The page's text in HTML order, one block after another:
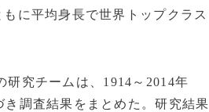
に平均身長で世界トップクラス
研究チームは、1914～2014年
調査結果をまとめた。研究結果